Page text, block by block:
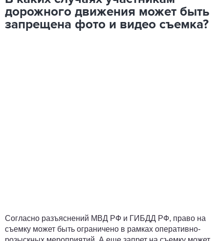
дорожного движения может быть
запрещена фото и видео съемка?
Согласно разъяснений МВД РФ и ГИБДД РФ, право на
съемку может быть ограничено в рамках оперативно-